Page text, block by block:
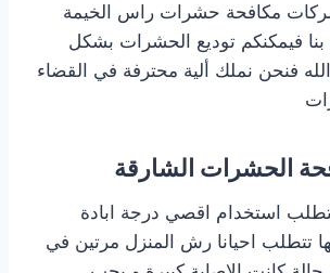
مكافحة حشرات راس الخيمة
بنا فيمكنكم توديع الحشرات بشكل
فنحن نملك ألية محترفة في القضاء
الحشرات الشارقة
استخدام اقصي درجة ابادة
تتطلب احيانا رش المنزل مرتين في